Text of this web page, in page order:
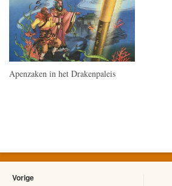
Apenzaken in het Drakenpaleis
Vorige